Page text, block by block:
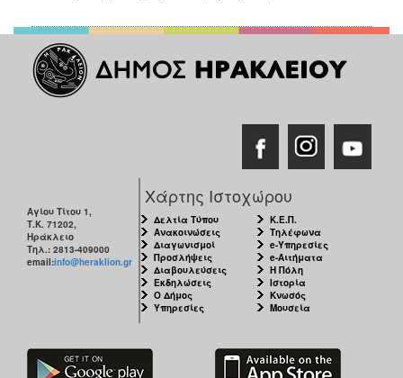
Αγίου Τίτου 1,
Τ.Κ. 71202,
Ηράκλειο
Τηλ.: 2813-409000
email:info@heraklion.gr
Χάρτης Ιστοχώρου
Δελτία Τύπου
Ανακοινώσεις
Διαγωνισμοί
Προσλήψεις
Διαβουλεύσεις
Εκδηλώσεις
Ο Δήμος
Υπηρεσίες
Κ.Ε.Π.
Τηλέφωνα
e-Υπηρεσίες
e-Αιτήματα
Η Πόλη
Ιστορία
Κνωσός
Μουσεία